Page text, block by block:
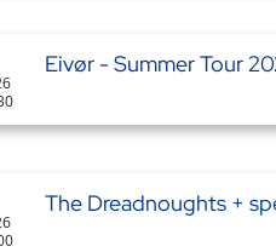
Eivør - Summer Tour
The Dreadnoughts +